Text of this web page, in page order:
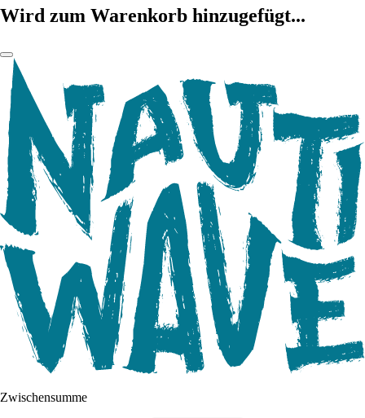
Wird zum Warenkorb hinzugefügt...
Zwischensumme